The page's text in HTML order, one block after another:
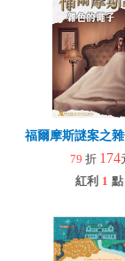
福爾摩斯謎案之
79 折 174
紅利 1 點